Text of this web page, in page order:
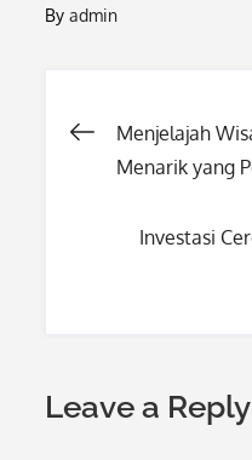
Byadmin
Post
Menjelajah
Menarik yang
Investasi
Leave a Reply